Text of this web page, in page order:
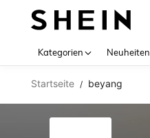
Kategorien Neuheiten
Startseite / beyang